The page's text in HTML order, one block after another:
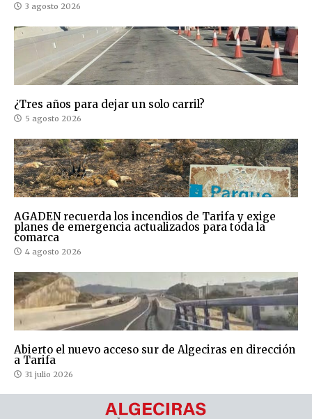
3 agosto 2026
¿Tres años para dejar un solo carril?
5 agosto 2026
AGADEN recuerda los incendios de Tarifa y exige
planes de emergencia actualizados para toda la
comarca
4 agosto 2026
Abierto el nuevo acceso sur de Algeciras en dirección
a Tarifa
31 julio 2026